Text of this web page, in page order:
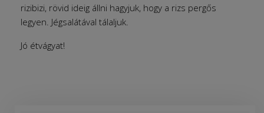
rizibizi, rövid ideig állni hagyjuk, hogy a rizs pergős
legyen. Jégsalátával tálaljuk.
Jó étvágyat!